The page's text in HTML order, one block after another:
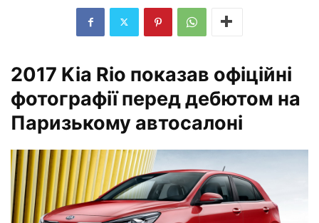
2017 Kia Rio показав офіційні
фотографії перед дебютом на
Паризькому автосалоні